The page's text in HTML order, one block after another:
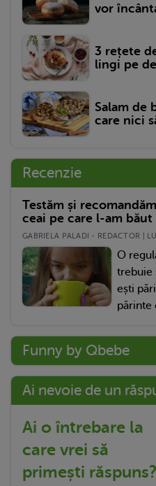
vor
3 rețete
lingi pe
Salam de
care nici
Recenzie
Testăm și
ceai pe care l-am băut
GABRIELA PALADI - REDACTOR |
O
trebuie
ești
părinte
Funny by Qbebe
Ai nevoie de un
Ai o întrebare la
care vrei să
primești răspuns?